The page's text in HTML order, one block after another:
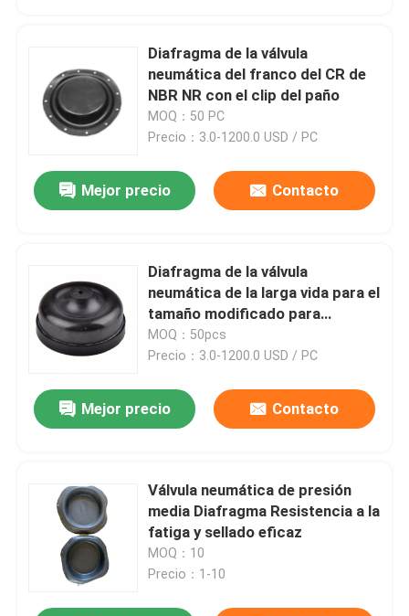
Productos
Sobre nosotros
Diafragma de la válvula
neumática del franco del CR de
NBR NR con el clip del paño
MOQ：50 PC
Precio：3.0-1200.0 USD / PC
Mejor precio Contacto
Diafragma de la válvula
neumática de la larga vida para el
tamaño modificado para
requisitos particulares equipo
de los cilindros
MOQ：50pcs
Precio：3.0-1200.0 USD / PC
Mejor precio Contacto
Válvula neumática de presión
media Diafragma Resistencia a la
fatiga y sellado eficaz
MOQ：10
Precio：1-10